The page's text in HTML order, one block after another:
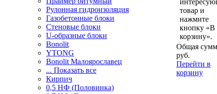
Рулонная гидроизоляция
Газобетонные блоки
Стеновые блоки
U-образные блоки
Bonolit
YTONG
Bonolit Малоярославец
... Показать все
Кирпич
0,5 НФ (Половинка)
товар и
нажмите
кнопку «В
корзину».
Общая
руб.
Перейти в
корзину